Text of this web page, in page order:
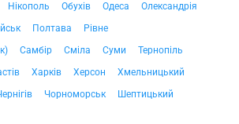
Нікополь Обухів Одеса
Олександрія
Полтава
Рівне
Самбір Сміла Суми
Тернопіль
Харків Херсон
Хмельницький
Чорноморськ Шептицький